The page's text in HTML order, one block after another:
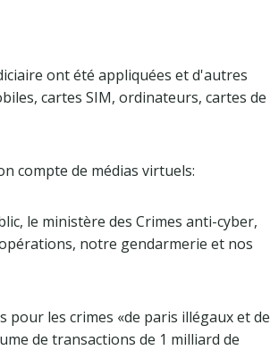
ont été appliquées et d'autres
cartes SIM, ordinateurs, cartes de
compte de médias virtuels:
le ministère des Crimes anti-cyber,
notre gendarmerie et nos
les crimes «de paris illégaux et de
de transactions de 1 milliard de